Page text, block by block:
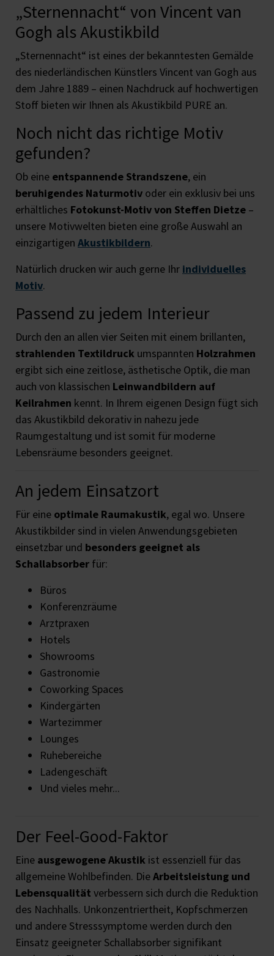
„Sternennacht“ von Vincent van
Gogh als Akustikbild
„Sternennacht“ ist eines der bekanntesten Gemälde
des niederländischen Künstlers Vincent van Gogh aus
dem Jahre 1889 – einen Nachdruck auf hochwertigen
Stoff bieten wir Ihnen als Akustikbild PURE an.
Noch nicht das richtige Motiv
gefunden?
Ob eine entspannende Strandszene, ein
beruhigendes Naturmotiv oder ein exklusiv bei uns
erhältliches Fotokunst-Motiv von Steffen Dietze –
unsere Motivwelten bieten eine große Auswahl an
einzigartigen Akustikbildern.
Natürlich drucken wir auch gerne Ihr individuelles
Motiv.
Passend zu jedem Interieur
Durch den an allen vier Seiten mit einem brillanten,
strahlenden Textildruck umspannten Holzrahmen
ergibt sich eine zeitlose, ästhetische Optik, die man
auch von klassischen Leinwandbildern auf
Keilrahmen kennt. In Ihrem eigenen Design fügt sich
das Akustikbild dekorativ in nahezu jede
Raumgestaltung und ist somit für moderne
Lebensräume besonders geeignet.
An jedem Einsatzort
Für eine optimale Raumakustik, egal wo. Unsere
Akustikbilder sind in vielen Anwendungsgebieten
einsetzbar und besonders geeignet als
Schallabsorber für:
Büros
Konferenzräume
Arztpraxen
Hotels
Showrooms
Gastronomie
Coworking Spaces
Kindergärten
Wartezimmer
Lounges
Ruhebereiche
Ladengeschäft
Und vieles mehr...
Der Feel-Good-Faktor
Eine ausgewogene Akustik ist essenziell für das
allgemeine Wohlbefinden. DieArbeitsleistung und
Lebensqualität verbessern sich durch die Reduktion
des Nachhalls. Unkonzentriertheit, Kopfschmerzen
und andere Stresssymptome werden durch den
Einsatz geeigneter Schallabsorber signifikant